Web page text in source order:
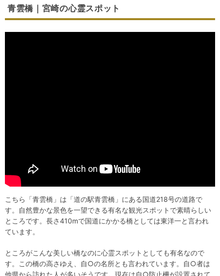
青雲橋｜宮崎の心霊スポット
こちら「青雲橋」は「道の駅青雲橋」にある国道218号の道路で
す。自然豊かな景色を一望できる有名な観光スポットで素晴らしい
ところです。長さ410mで国道にかかる橋としては東洋一と言われ
ています。
ところがこんな美しい橋なのに心霊スポットとしても有名なので
す。この橋の高さゆえ、自○の名所とも言われています。自○者は
他県から訪れた人が多いそうです。現在は自○防止柵が設置されて